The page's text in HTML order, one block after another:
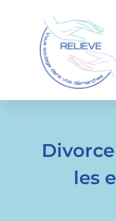
les